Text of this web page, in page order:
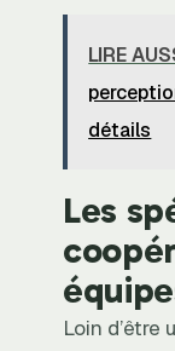
LIRE
détails
Les
Loin d’être